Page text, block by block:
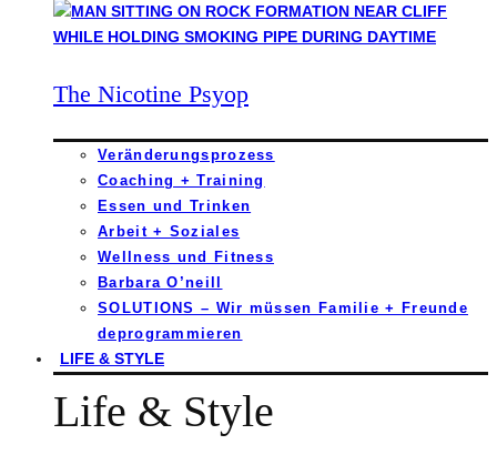
The Nicotine Psyop
Veränderungsprozess
Coaching + Training
Essen und Trinken
Arbeit + Soziales
Wellness und Fitness
Barbara O’neill
SOLUTIONS – Wir müssen Familie + Freunde
deprogrammieren
LIFE & STYLE
Life & Style